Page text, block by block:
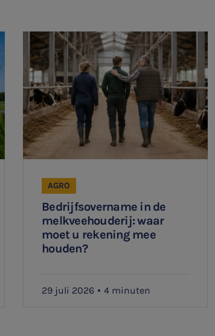
Bedrijfsovername in de
melkveehouderij: waar
moet u rekening mee
houden?
AGRO
29 juli 2026 4 minuten